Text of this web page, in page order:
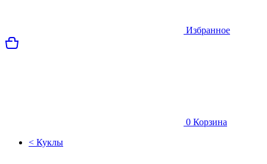
Избранное
0 Корзина
< Куклы